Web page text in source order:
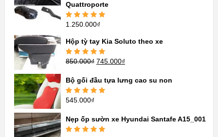
Quattroporte
Được xếp
sao
1.250.000₫
Hộp tỳ tay Kia Soluto theo xe
Được xếp
850.000₫ 745.000₫
Bộ gối đầu tựa lưng cao su non
Được xếp
545.000₫
Nẹp ốp sườn xe Hyundai Santafe A15_001